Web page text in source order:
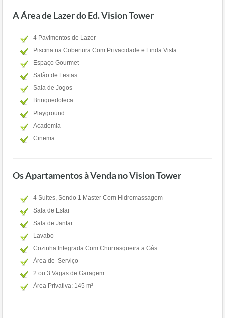
A Área de Lazer do Ed. Vision Tower
4 Pavimentos de Lazer
Piscina na Cobertura Com Privacidade e Linda Vista
Espaço Gourmet
Salão de Festas
Sala de Jogos
Brinquedoteca
Playground
Academia
Cinema
Os Apartamentos à Venda no Vision Tower
4 Suítes, Sendo 1 Master Com Hidromassagem
Sala de Estar
Sala de Jantar
Lavabo
Cozinha Integrada Com Churrasqueira a Gás
Área de Serviço
2 ou 3 Vagas de Garagem
Área Privativa: 145 m²